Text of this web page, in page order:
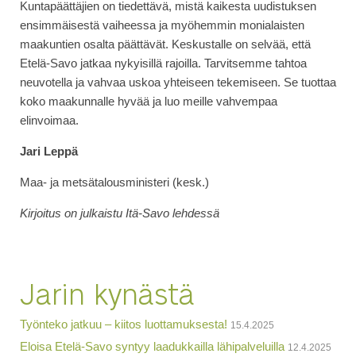
Kuntapäättäjien on tiedettävä, mistä kaikesta uudistuksen
ensimmäisestä vaiheessa ja myöhemmin monialaisten
maakuntien osalta päättävät. Keskustalle on selvää, että
Etelä-Savo jatkaa nykyisillä rajoilla. Tarvitsemme tahtoa
neuvotella ja vahvaa uskoa yhteiseen tekemiseen. Se tuottaa
koko maakunnalle hyvää ja luo meille vahvempaa
elinvoimaa.
Jari Leppä
Maa- ja metsätalousministeri (kesk.)
Kirjoitus on julkaistu Itä-Savo lehdessä
Jarin kynästä
Työnteko jatkuu – kiitos luottamuksesta! 15.4.2025
Eloisa Etelä-Savo syntyy laadukkailla lähipalveluilla 12.4.2025